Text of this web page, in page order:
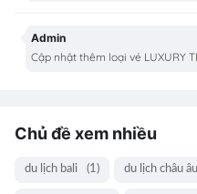
Admin
Cập nhật thêm loại vé LUXURY
Chủ đề xem nhiều
du lịch bali (1) du lịch châu âu